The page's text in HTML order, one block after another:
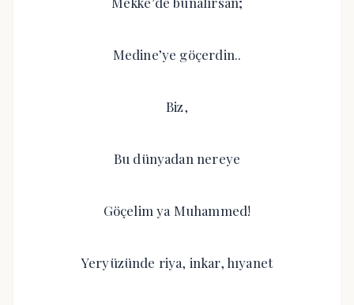
Medine’ye göçerdin..
Biz,
Bu dünyadan nereye
Göçelim ya Muhammed!
Yeryüzünde riya, inkar, hıyanet